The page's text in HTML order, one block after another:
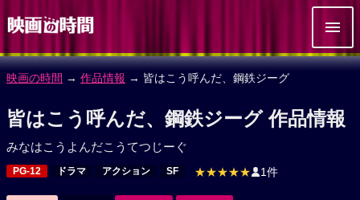
映画の時間 → 作品情報 → 皆はこう呼んだ、鋼鉄ジーグ
皆はこう呼んだ、鋼鉄ジーグ 作品情報
みなはこうよんだこうてつじーぐ
PG-12 ドラマ アクション SF ★★★★★ 1件